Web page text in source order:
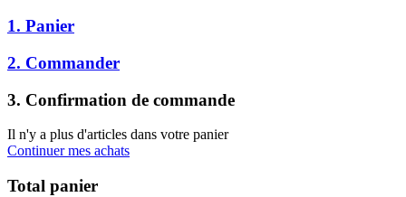
1. Panier
2. Commander
3. Confirmation de commande
Il n'y a plus d'articles dans votre panier
Continuer mes achats
Total panier